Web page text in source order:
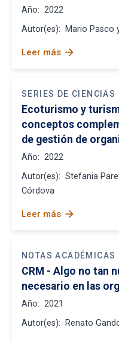
Año: 2022
Autor(es):
Mario Pasco
Leer más arrow_forward
SERIES DE CIENCIAS
Ecoturismo y
conceptos
de gestión de
Año: 2022
Autor(es): Stefania
Córdova
Leer más arrow_forward
NOTAS ACADÉMICAS
CRM - Algo no tan
necesario en las
Año: 2021
Autor(es):
Renato